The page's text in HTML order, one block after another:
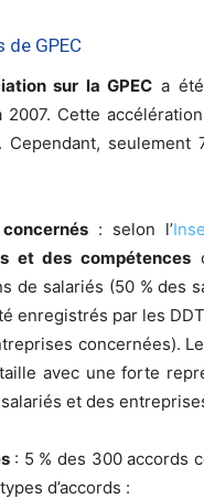
GPEC
sur la GPEC a
Cette
Cependant,
: selon l’
et des compétences
de salariés (50 % des
enregistrés par les
concernées).
avec une forte
et des
: 5 % des 300 accords
d’accords :